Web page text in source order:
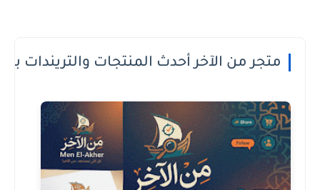
متجر من الآخر أحدث المنتجات والتريندات